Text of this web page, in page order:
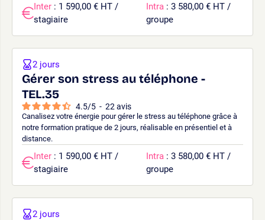
Inter : 1 590,00 € HT /
stagiaire
Intra : 3 580,00 € HT /
groupe
Gérer son stress au téléphone -
TEL.35
4.5/5 - 22 avis
Canalisez votre énergie pour gérer le stress au téléphone grâce à
notre formation pratique de 2 jours, réalisable en présentiel et à
distance.
2 jours
Inter : 1 590,00 € HT /
stagiaire
Intra : 3 580,00 € HT /
groupe
2 jours